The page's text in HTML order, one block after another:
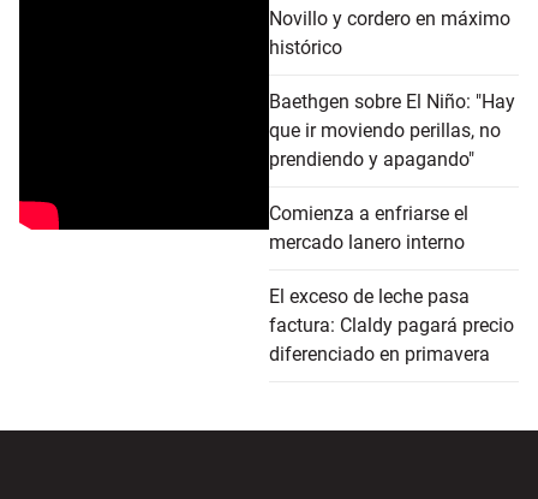
Novillo y cordero en máximo
histórico
Baethgen sobre El Niño: "Hay
que ir moviendo perillas, no
prendiendo y apagando"
Comienza a enfriarse el
mercado lanero interno
El exceso de leche pasa
factura: Claldy pagará precio
diferenciado en primavera